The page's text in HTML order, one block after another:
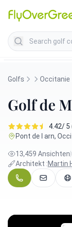
Search golf courses
Golfs Occitanie
Golf de
4.42/ 5
Pont de l arn,
13,459 Ansichten
Architekt :Martin